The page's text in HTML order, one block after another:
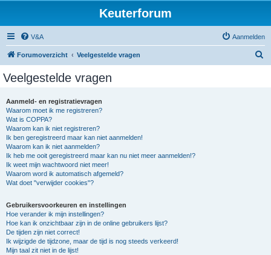
Keuterforum
V&A Aanmelden
Forumoverzicht Veelgestelde vragen
Veelgestelde vragen
Aanmeld- en registratievragen
Waarom moet ik me registreren?
Wat is COPPA?
Waarom kan ik niet registreren?
Ik ben geregistreerd maar kan niet aanmelden!
Waarom kan ik niet aanmelden?
Ik heb me ooit geregistreerd maar kan nu niet meer aanmelden!?
Ik weet mijn wachtwoord niet meer!
Waarom word ik automatisch afgemeld?
Wat doet "verwijder cookies"?
Gebruikersvoorkeuren en instellingen
Hoe verander ik mijn instellingen?
Hoe kan ik onzichtbaar zijn in de online gebruikers lijst?
De tijden zijn niet correct!
Ik wijzigde de tijdzone, maar de tijd is nog steeds verkeerd!
Mijn taal zit niet in de lijst!